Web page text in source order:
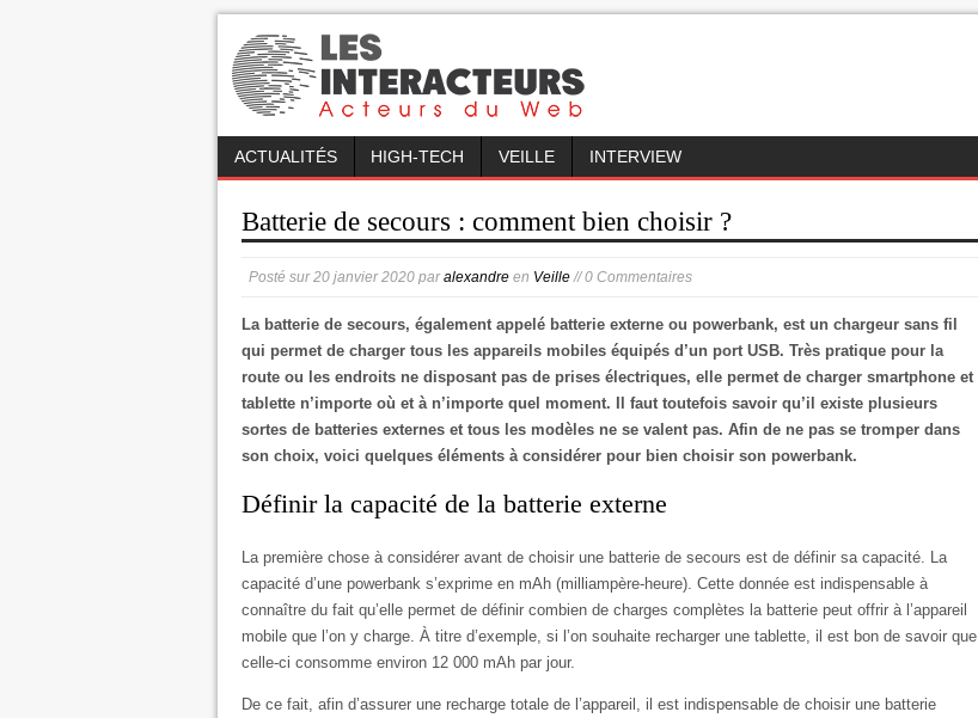
ACTUALITÉS HIGH-TECH VEILLE INTERVIEW
Batterie de secours : comment bien choisir ?
Posté sur20 janvier 2020 paralexandre en Veille// 0 Commentaires
La batterie de secours, également appelé batterie externe ou powerbank, est un chargeur sans fil
qui permet de charger tous les appareils mobiles équipés d’un port USB. Très pratique pour la
route ou les endroits ne disposant pas de prises électriques, elle permet de charger smartphone et
tablette n’importe où et à n’importe quel moment. Il faut toutefois savoir qu’il existe plusieurs
sortes de batteries externes et tous les modèles ne se valent pas. Afin de ne pas se tromper dans
son choix, voici quelques éléments à considérer pour bien choisir son powerbank.
Définir la capacité de la batterie externe
La première chose à considérer avant de choisir une batterie de secours est de définir sa capacité. La
capacité d’une powerbank s’exprime en mAh (milliampère-heure). Cette donnée est indispensable à
connaître du fait qu’elle permet de définir combien de charges complètes la batterie peut offrir à l’appareil
mobile que l’on y charge. À titre d’exemple, si l’on souhaite recharger une tablette, il est bon de savoir que
celle-ci consomme environ 12 000 mAh par jour.
De ce fait, afin d’assurer une recharge totale de l’appareil, il est indispensable de choisir une batterie